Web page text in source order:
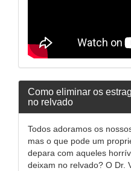
Como eliminar os
no relvado
Todos adoramos os
mas o que pode um
depara com aqueles
deixam no relvado? O Dr.